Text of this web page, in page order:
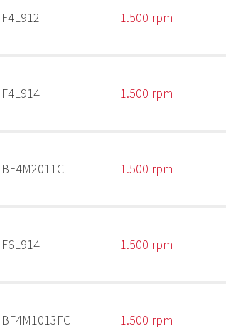
F4L912 1.500 rpm
F4L914 1.500 rpm
BF4M2011C 1.500 rpm
F6L914 1.500 rpm
BF4M1013FC 1.500 rpm